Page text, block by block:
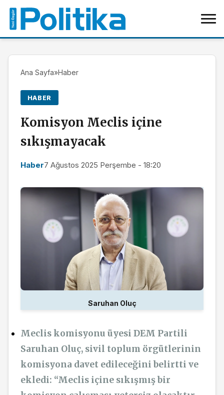
Ana Sayfa»Haber
HABER
Komisyon Meclis içine
sıkışmayacak
Haber7 Ağustos 2025 Perşembe - 18:20
Saruhan Oluç
Meclis komisyonu üyesi DEM Partili
Saruhan Oluç, sivil toplum örgütlerinin
komisyona davet edileceğini belirtti ve
ekledi: “Meclis içine sıkışmış bir